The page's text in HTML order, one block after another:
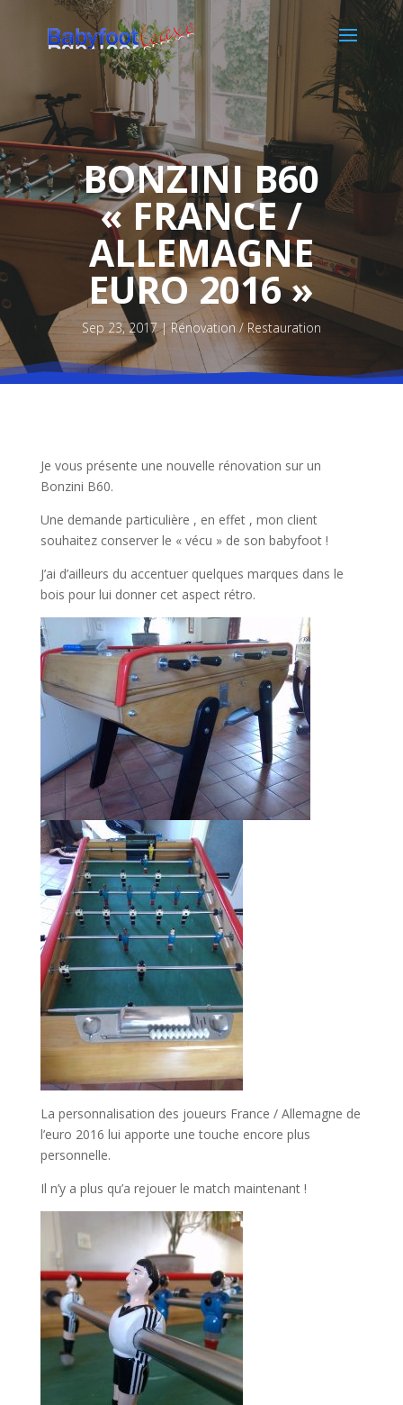
BONZINI B60
« FRANCE /
ALLEMAGNE
EURO 2016 »
Sep 23, 2017 Rénovation / Restauration
Je vous présente une nouvelle rénovation sur un
Bonzini B60.
Une demande particulière , en effet , mon client
souhaitez conserver le « vécu » de son babyfoot !
J’ai d’ailleurs du accentuer quelques marques dans le
bois pour lui donner cet aspect rétro.
La personnalisation des joueurs France / Allemagne de
l’euro 2016 lui apporte une touche encore plus
personnelle.
Il n’y a plus qu’a rejouer le match maintenant !